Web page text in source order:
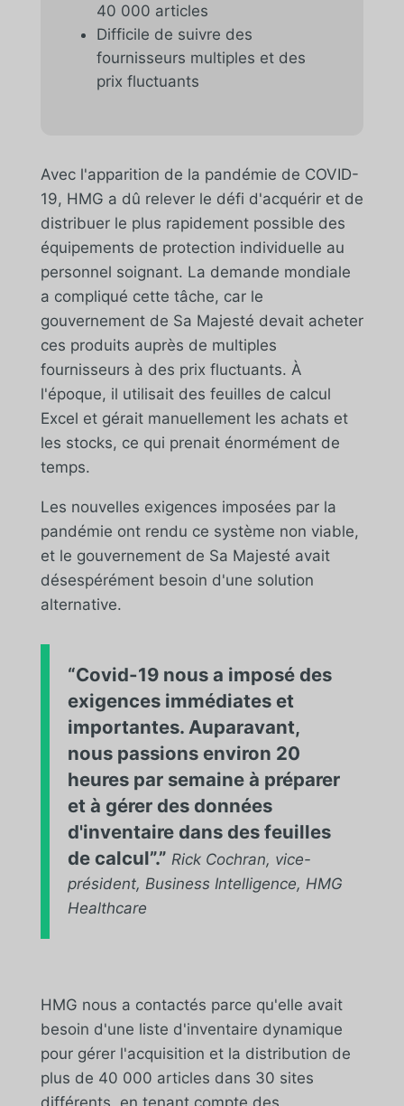
40 000 articles
Difficile de suivre des
fournisseurs multiples et des
prix fluctuants
Avec l'apparition de la pandémie de COVID-
19, HMG a dû relever le défi d'acquérir et de
distribuer le plus rapidement possible des
équipements de protection individuelle au
personnel soignant. La demande mondiale
a compliqué cette tâche, car le
gouvernement de Sa Majesté devait acheter
ces produits auprès de multiples
fournisseurs à des prix fluctuants. À
l'époque, il utilisait des feuilles de calcul
Excel et gérait manuellement les achats et
les stocks, ce qui prenait énormément de
temps.
Les nouvelles exigences imposées par la
pandémie ont rendu ce système non viable,
et le gouvernement de Sa Majesté avait
désespérément besoin d'une solution
alternative.
“Covid-19 nous a imposé des
exigences immédiates et
importantes. Auparavant,
nous passions environ 20
heures par semaine à préparer
et à gérer des données
d'inventaire dans des feuilles
de calcul”.” Rick Cochran, vice-
président, Business Intelligence, HMG
Healthcare
HMG nous a contactés parce qu'elle avait
besoin d'une liste d'inventaire dynamique
pour gérer l'acquisition et la distribution de
plus de 40 000 articles dans 30 sites
différents, en tenant compte des